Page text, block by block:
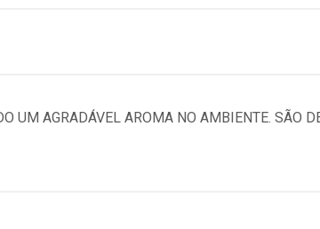
UM AGRADÁVEL AROMA NO AMBIENTE. SÃO